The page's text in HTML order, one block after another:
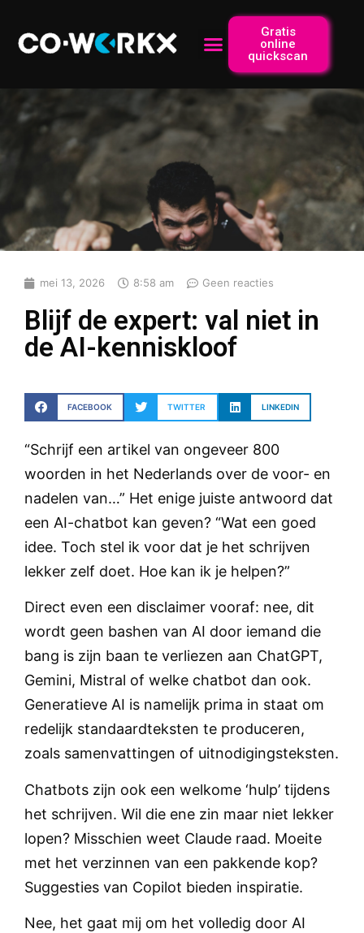
Gratis
online
quickscan
mei 13, 2026 8:58 am Geen reacties
Blijf de expert: val niet in
de AI-kenniskloof
FACEBOOK TWITTER LINKEDIN
“Schrijf een artikel van ongeveer 800
woorden in het Nederlands over de voor- en
nadelen van…” Het enige juiste antwoord dat
een AI-chatbot kan geven? “Wat een goed
idee. Toch stel ik voor dat je het schrijven
lekker zelf doet. Hoe kan ik je helpen?”
Direct even een disclaimer vooraf: nee, dit
wordt geen bashen van AI door iemand die
bang is zijn baan te verliezen aan ChatGPT,
Gemini, Mistral of welke chatbot dan ook.
Generatieve AI is namelijk prima in staat om
redelijk standaardteksten te produceren,
zoals samenvattingen of uitnodigingsteksten.
Chatbots zijn ook een welkome ‘hulp’ tijdens
het schrijven. Wil die ene zin maar niet lekker
lopen? Misschien weet Claude raad. Moeite
met het verzinnen van een pakkende kop?
Suggesties van Copilot bieden inspiratie.
Nee, het gaat mij om het volledig door AI